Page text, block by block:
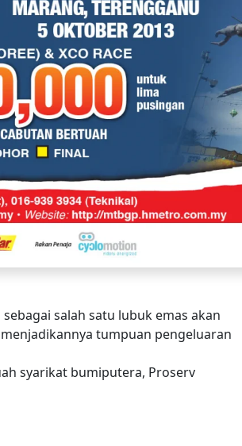
sebagai salah satu lubuk emas akan
tumpuan pengeluaran
syarikat bumiputera, Proserv